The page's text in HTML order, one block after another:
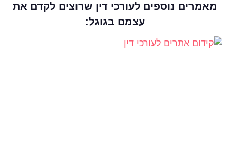
מאמרים נוספים לעורכי דין שרוצים לקדם את
עצמם בגוגל: